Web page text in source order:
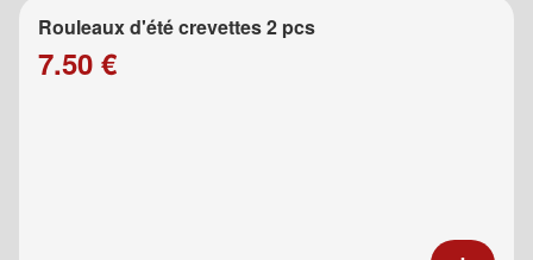
Rouleaux d'été crevettes 2 pcs
7.50 €